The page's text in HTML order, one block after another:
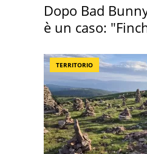
Dopo Bad
è un caso:
TERRITORIO